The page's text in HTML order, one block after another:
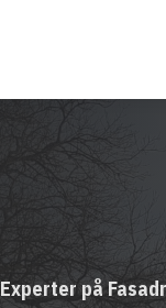
Experter på